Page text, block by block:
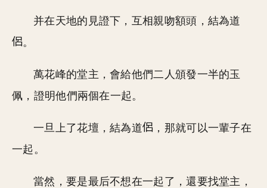
并在天地的見證下，互相親吻額頭，結為道
。
萬花峰的堂主，會給他們二人頒發一半的玉
佩，證明他們兩個在一起。
一旦上了花壇，結為道
，那就可以一輩子在
一起。
當然，要是最后不想在一起了，還要找堂主，